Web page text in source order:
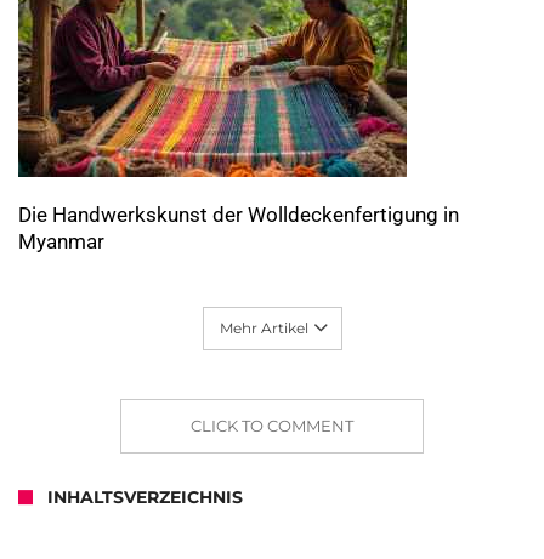
Die Handwerkskunst der Wolldeckenfertigung in
Myanmar
Mehr Artikel
CLICK TO COMMENT
INHALTSVERZEICHNIS